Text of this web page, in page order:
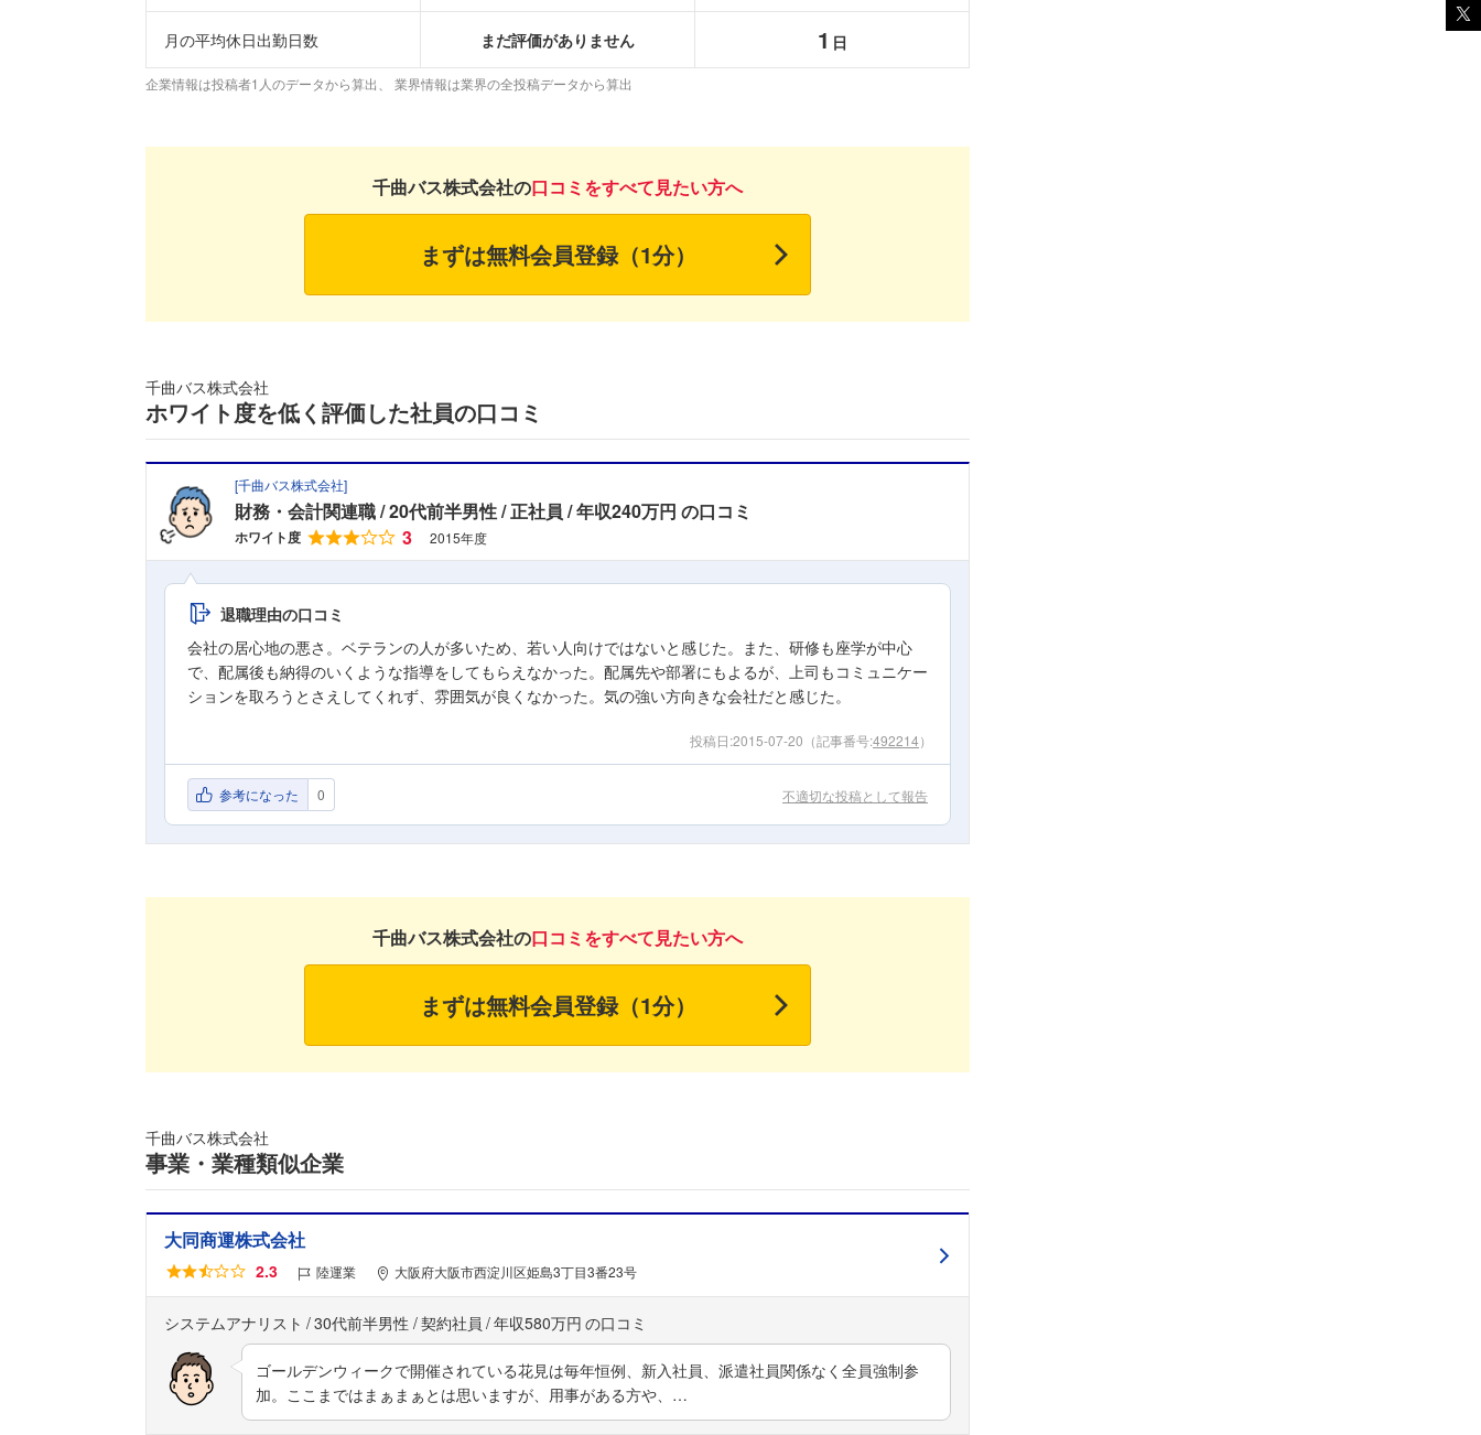
月の平均休日出勤日数 まだ評価がありません 1 日
企業情報は投稿者1人のデータから算出、 業界情報は業界の全投稿データから算出
千曲バス株式会社の口コミをすべて見たい方へ
まずは無料会員登録（1分）
千曲バス株式会社
ホワイト度を低く評価した社員の口コミ
[千曲バス株式会社]
財務・会計関連職 20代前半男性 正社員 年収240万円 の口コミ
ホワイト度 3 2015年度
退職理由の口コミ
会社の居心地の悪さ。ベテランの人が多いため、若い人向けではないと感じた。また、研修も座学が中心
で、配属後も納得のいくような指導をしてもらえなかった。配属先や部署にもよるが、上司もコミュニケー
ションを取ろうとさえしてくれず、雰囲気が良くなかった。気の強い方向きな会社だと感じた。
投稿日:2015-07-20 （記事番号:492214）
参考になった 0 不適切な投稿として報告
千曲バス株式会社の口コミをすべて見たい方へ
まずは無料会員登録（1分）
千曲バス株式会社
事業・業種類似企業
大同商運株式会社
2.3 陸運業 大阪府大阪市西淀川区姫島3丁目3番23号
システムアナリスト 30代前半男性 契約社員 年収580万円
ゴールデンウィークで開催されている花見は毎年恒例、新入社員、派遣社員関係なく全員強制参
加。ここまではまぁまぁとは思いますが、用事がある方や、…